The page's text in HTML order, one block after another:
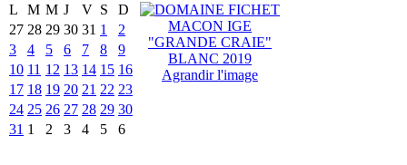
L
M M J V S
D
27 28 29 30 31 1
2
3
4 5 6 7 8
9
10 11 12 13 14 15 16
17 18 19 20 21 22 23
24 25 26 27 28 29 30
31 1 2 3 4 5 6
Agrandir l'image